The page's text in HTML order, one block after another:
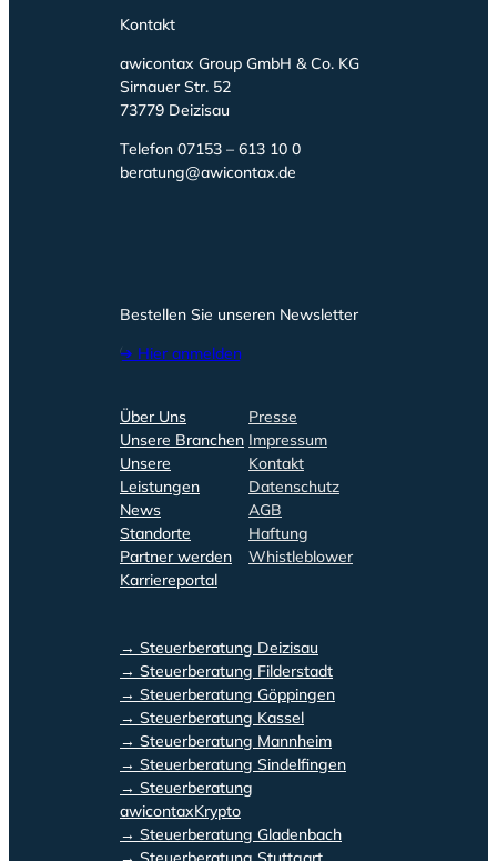
Kontakt
awicontax Group GmbH & Co. KG
Sirnauer Str. 52
73779 Deizisau
Telefon 07153 – 613 10 0
beratung@awicontax.de
Bestellen Sie unseren Newsletter
➔ Hier anmelden
Über Uns
Unsere Branchen
Unsere
Leistungen
News
Standorte
Partner werden
Karriereportal
Presse
Impressum
Kontakt
Datenschutz
AGB
Haftung
Whistleblower
→ Steuerberatung Deizisau
→ Steuerberatung Filderstadt
→ Steuerberatung Göppingen
→ Steuerberatung Kassel
→ Steuerberatung Mannheim
→ Steuerberatung Sindelfingen
→ Steuerberatung
awicontaxKrypto
→ Steuerberatung Gladenbach